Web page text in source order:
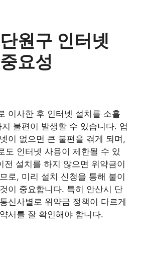
원구 인터넷
요성
이사한 후 인터넷 설치를 소홀
불편이 발생할 수 있습니다. 업
이 없으면 큰 불편을 겪게 되며,
도 인터넷 사용이 제한될 수 있
전 설치를 하지 않으면 위약금이
로, 미리 설치 신청을 통해 불이
이 중요합니다. 특히 안산시 단
신사별로 위약금 정책이 다르게
서를 잘 확인해야 합니다.